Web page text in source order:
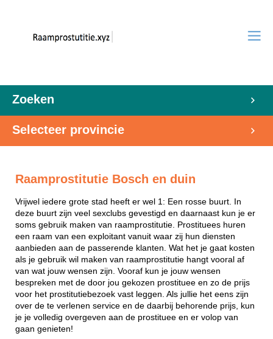
Zoeken
Selecteer provincie
Raamprostitutie Bosch en duin
Vrijwel iedere grote stad heeft er wel 1: Een rosse buurt. In
deze buurt zijn veel sexclubs gevestigd en daarnaast kun je er
soms gebruik maken van raamprostitutie. Prostituees huren
een raam van een exploitant vanuit waar zij hun diensten
aanbieden aan de passerende klanten. Wat het je gaat kosten
als je gebruik wil maken van raamprostitutie hangt vooral af
van wat jouw wensen zijn. Vooraf kun je jouw wensen
bespreken met de door jou gekozen prostituee en zo de prijs
voor het prostitutiebezoek vast leggen. Als jullie het eens zijn
over de te verlenen service en de daarbij behorende prijs, kun
je je volledig overgeven aan de prostituee en er volop van
gaan genieten!